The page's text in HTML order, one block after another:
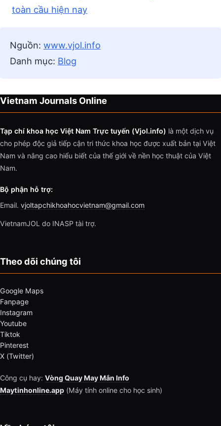
toàn cầu hiện nay
Nguồn: www.vjol.info
Danh mục: Blog
Vietnam Journals Online
Tạp chí khoa học Việt Nam Trực tuyến (Vjol.info) là một dịch vụ
cho phép độc giả tiếp cận tri thức khoa học được xuất bản tại Việt
Nam và nâng cao hiểu biết của thế giới về nền học thuật của Việt
Nam.
Bộ phận hỗ trợ:
Email. vjoltapchikhoahocvietnam@gmail.com
VietnamJOL do INASP tài trợ.
Theo dõi chúng tôi
Google Maps
Fanpage
Instagram
Youtube
Tiktok
Pinterest
X (Twitter)
Công cụ hay: Vòng Quay May Mắn Info
Maytinhonline.app (Máy tính online cho học sinh)